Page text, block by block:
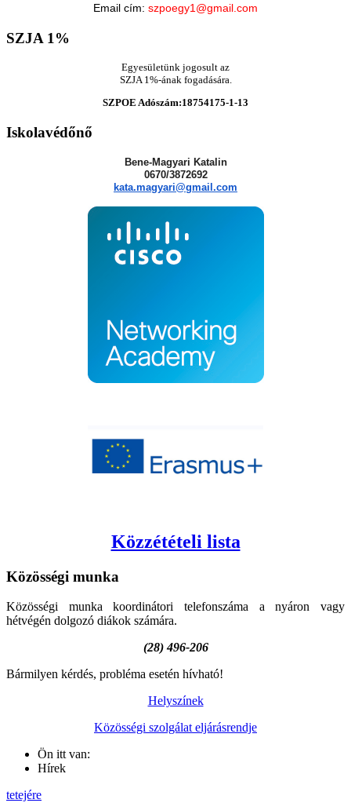
Email cím: szpoegy1@gmail.com
SZJA 1%
Egyesületünk jogosult az
SZJA 1%-ának fogadására.
SZPOE Adószám:18754175-1-13
Iskolavédőnő
Bene-Magyari Katalin
0670/3872692
kata.magyari@gmail.com
Közzétételi lista
Közösségi munka
Közösségi munka koordinátori telefonszáma a nyáron vagy
hétvégén dolgozó diákok számára.
(28) 496-206
Bármilyen kérdés, probléma esetén hívható!
Helyszínek
Közösségi szolgálat eljárásrendje
Ön itt van:
Hírek
tetejére